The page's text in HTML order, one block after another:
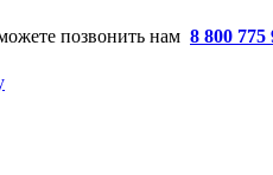
позвонить нам 8 800 775